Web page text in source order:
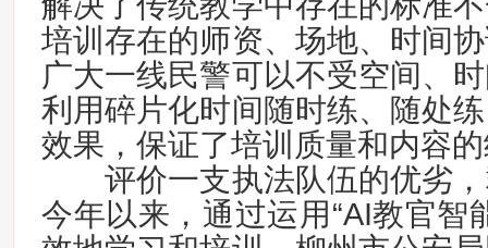
培训存在的师资、场地、时间
广大一线民警可以不受空间、
利用碎片化时间随时练、随处
效果，保证了培训质量和内容
评价一支执法队伍的优劣，
今年以来，通过运用“AI教官智